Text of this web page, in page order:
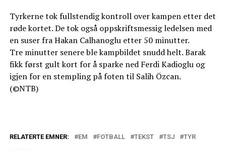
Tyrkerne tok fullstendig kontroll over kampen etter det
røde kortet. De tok også oppskriftsmessig ledelsen med
en suser fra Hakan Calhanoglu etter 50 minutter.
Tre minutter senere ble kampbildet snudd helt. Barak
fikk først gult kort for å sparke ned Ferdi Kadioglu og
igjen for en stempling på foten til Salih Özcan.
(©NTB)
RELATERTE EMNER: EM FOTBALL TEKST TSJ TYR